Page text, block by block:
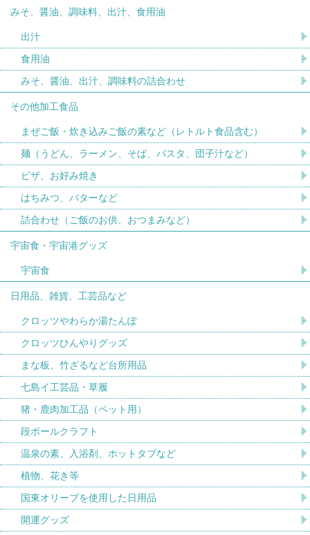
みそ、醤油、調味料、出汁、食用油
出汁
食用油
みそ、醤油、出汁、調味料の詰合わせ
その他加工食品
まぜご飯・炊き込みご飯の素など（レトルト食品含む）
麺（うどん、ラーメン、そば、パスタ、団子汁など）
ピザ、お好み焼き
はちみつ、バターなど
詰合わせ（ご飯のお供、おつまみなど）
宇宙食・宇宙港グッズ
宇宙食
日用品、雑貨、工芸品など
クロッツやわらか湯たんぽ
クロッツひんやりグッズ
まな板、竹ざるなど台所用品
七島イ工芸品・草履
猪・鹿肉加工品（ペット用）
段ボールクラフト
温泉の素、入浴剤、ホットタブなど
植物、花き等
国東オリーブを使用した日用品
開運グッズ